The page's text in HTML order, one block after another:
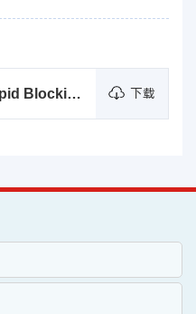
下载
SDS-CN-CP20203-Rapid Blocking Buffer (TBS-T)